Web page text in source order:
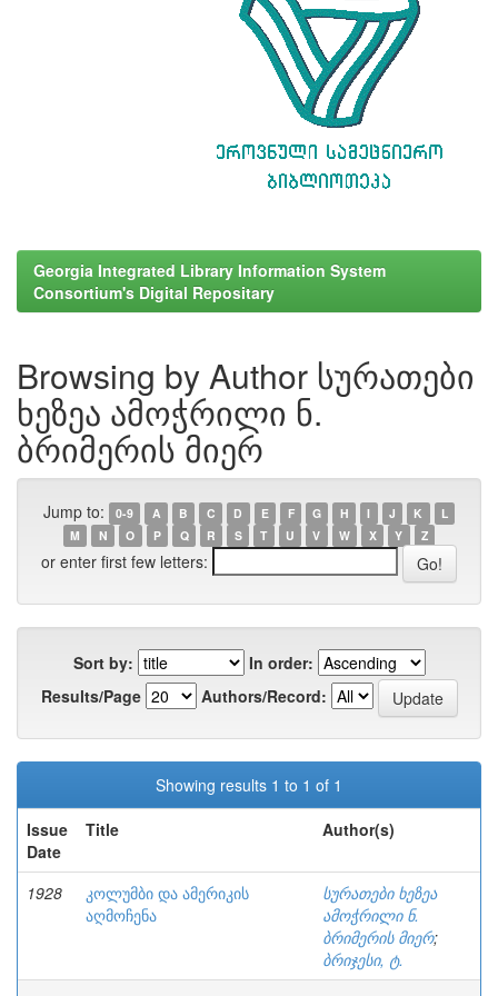
Georgia Integrated Library Information System
Consortium's Digital Repositary
Browsing by Author სურათები
ხეზეა ამოჭრილი ნ.
ბრიმერის მიერ
Jump to: 0-9 A B C D E F G H I J K
L
M
N O P Q R S T U V W X Y Z
or enter first few letters:
Sort by:
In order:
Results/Page
Authors/Record:
Showing results 1 to 1 of 1
Issue
Date
Title Author(s)
1928
კოლუმბი და ამერიკის
აღმოჩენა
სურათები ხეზეა
ამოჭრილი ნ.
ბრიმერის მიერ;
ბრიჯესი, ტ.